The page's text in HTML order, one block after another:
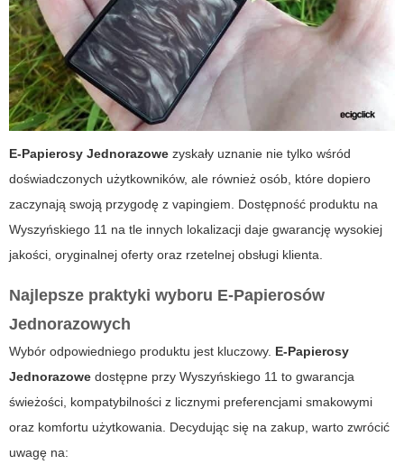
E-Papierosy Jednorazowe zyskały uznanie nie tylko wśród
doświadczonych użytkowników, ale również osób, które dopiero
zaczynają swoją przygodę z vapingiem. Dostępność produktu na
Wyszyńskiego 11 na tle innych lokalizacji daje gwarancję wysokiej
jakości, oryginalnej oferty oraz rzetelnej obsługi klienta.
Najlepsze praktyki wyboru E-Papierosów
Jednorazowych
Wybór odpowiedniego produktu jest kluczowy. E-Papierosy
Jednorazowe dostępne przy Wyszyńskiego 11 to gwarancja
świeżości, kompatybilności z licznymi preferencjami smakowymi
oraz komfortu użytkowania. Decydując się na zakup, warto zwrócić
uwagę na: